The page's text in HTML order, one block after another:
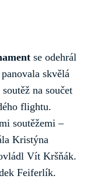
se odehrál
skvělá
na součet
flightu.
soutěžemi –
Kristýna
Vít Kršňák.
Feiferlík.